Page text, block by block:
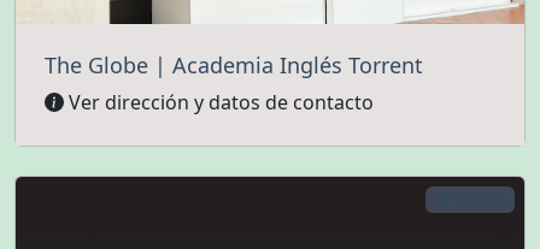
The Globe | Academia Inglés Torrent
Ver dirección y datos de contacto